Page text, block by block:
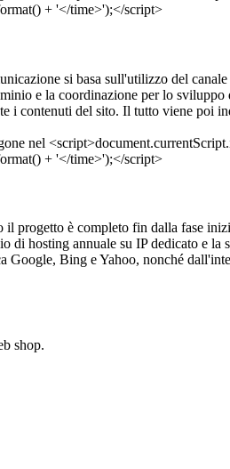
si basa sull'utilizzo del
e la coordinazione per lo sviluppo
i contenuti del sito. Il tutto viene poi
progetto è completo fin dalla fase
hosting annuale su IP dedicato e
Bing e Yahoo, nonché
shop.